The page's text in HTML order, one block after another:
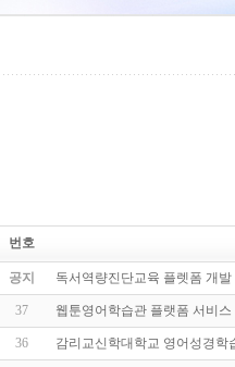
번호
공지 독서역량진단교육 플렛폼 개
37 웹툰영어학습관 플랫폼 서비
36 감리교신학대학교 영어성경학